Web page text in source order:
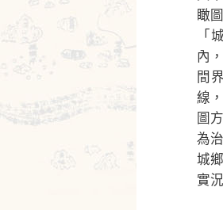
瞰
「
內
間
線
圖
為
城
實